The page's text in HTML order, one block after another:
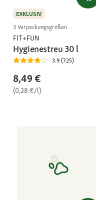
EXKLUSIV
3 Verpackungsgrößen
FIT+FUN
Hygienestreu 30 l
3.9 (725)
8,49 €
(0,28 €/l)